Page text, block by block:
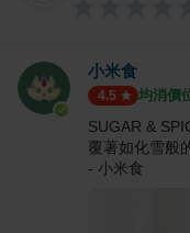
小米食
4.5 均消價
SUGAR &
覆著如化雪般
- 小米食